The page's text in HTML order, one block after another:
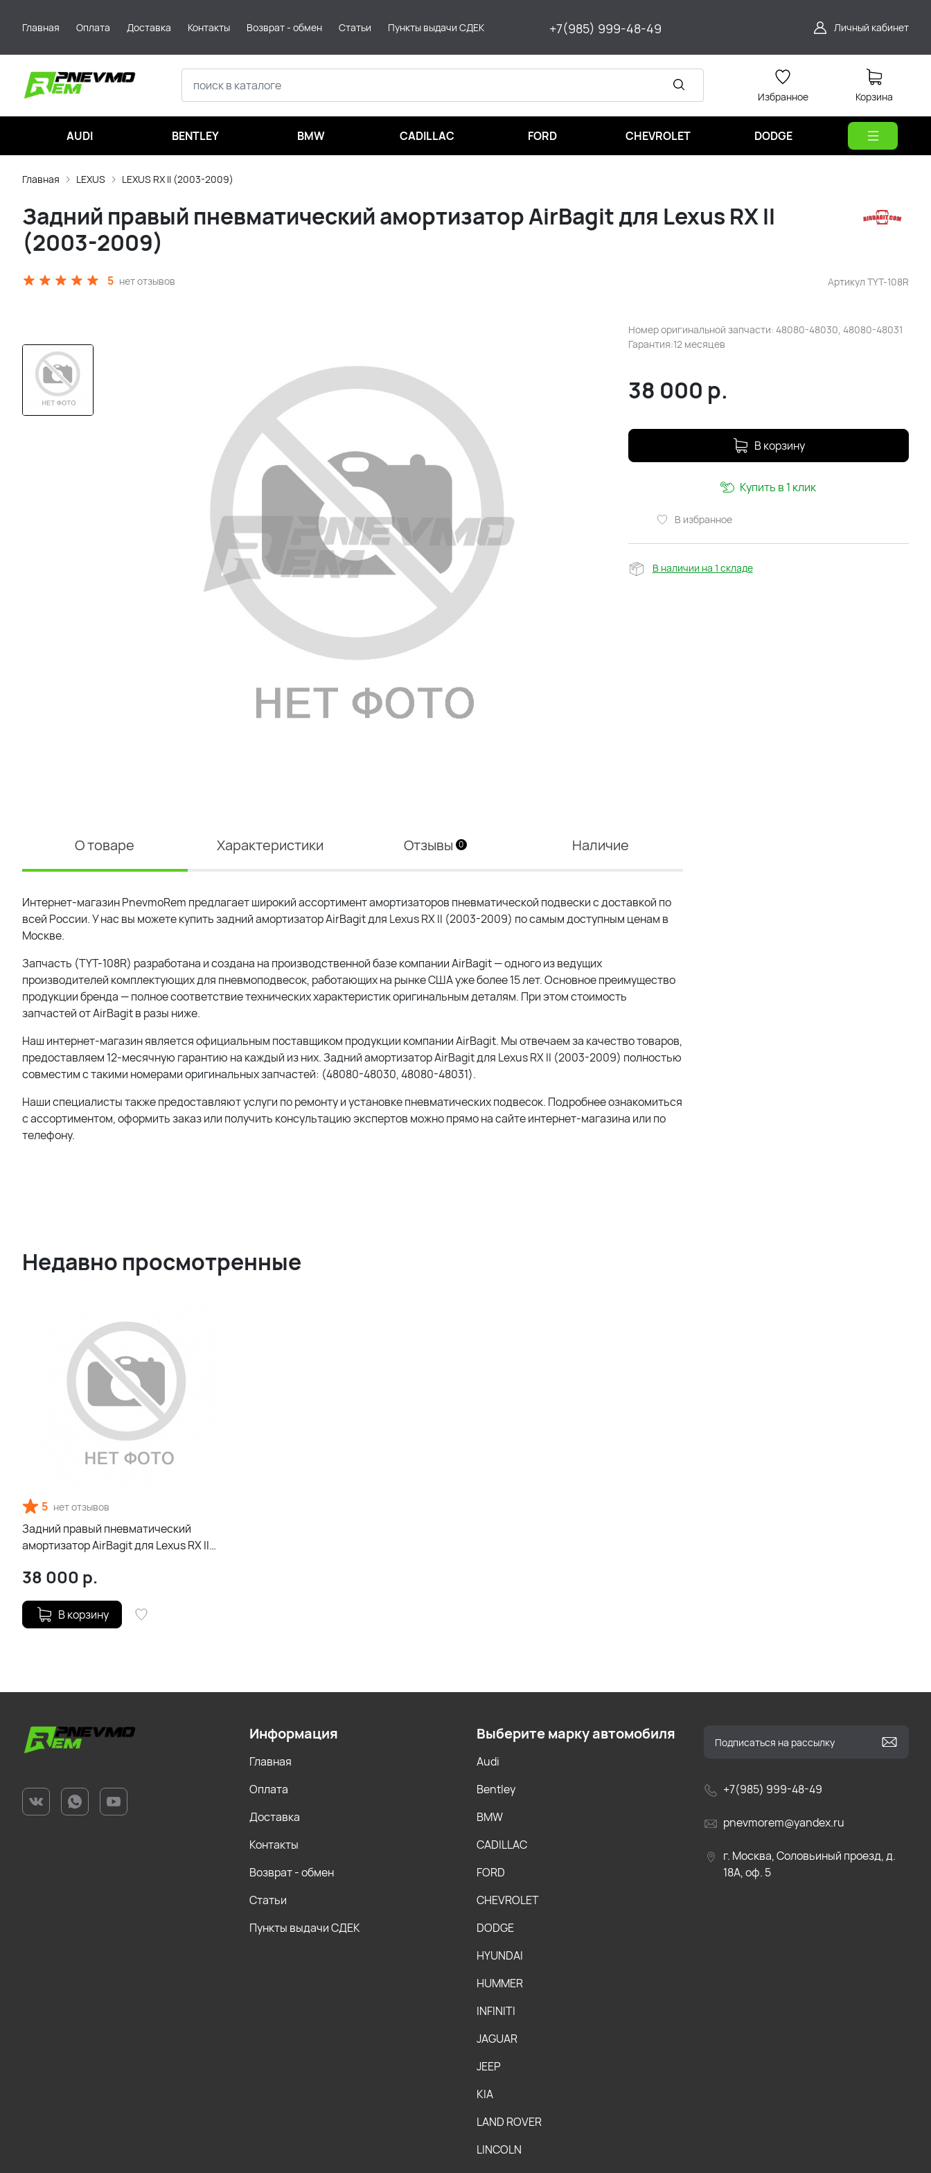
Главная Оплата Доставка Контакты Возврат - обмен Статьи Пункты выдачи СДЕК +7(985) 999-48-49 Личный кабинет
Избранное Корзина
AUDI BENTLEY BMW CADILLAC FORD CHEVROLET DODGE
Главная LEXUS LEXUS RX II (2003-2009)
Артикул TYT-108R
Задний правый пневматический амортизатор AirBagit для Lexus RX II
(2003-2009)
5 нет отзывов
Номер оригинальной запчасти: 48080-48030, 48080-48031
Гарантия:12 месяцев
38 000 р.
В корзину
В избранное
Купить в 1 клик
В наличии на 1 складе
О товаре Характеристики Отзывы 0 Наличие
Интернет-магазин PnevmoRem предлагает широкий ассортимент амортизаторов пневматической подвески с доставкой по
всей России. У нас вы можете купить задний амортизатор AirBagit для Lexus RX II (2003-2009) по самым доступным ценам в
Москве.
Запчасть (TYT-108R) разработана и создана на производственной базе компании AirBagit — одного из ведущих
производителей комплектующих для пневмоподвесок, работающих на рынке США уже более 15 лет. Основное преимущество
продукции бренда — полное соответствие технических характеристик оригинальным деталям. При этом стоимость
запчастей от AirBagit в разы ниже.
Наш интернет-магазин является официальным поставщиком продукции компании AirBagit. Мы отвечаем за качество товаров,
предоставляем 12-месячную гарантию на каждый из них. Задний амортизатор AirBagit для Lexus RX II (2003-2009) полностью
совместим с такими номерами оригинальных запчастей: (48080-48030, 48080-48031).
Наши специалисты также предоставляют услуги по ремонту и установке пневматических подвесок. Подробнее ознакомиться
с ассортиментом, оформить заказ или получить консультацию экспертов можно прямо на сайте интернет-магазина или по
телефону.
Недавно просмотренные
5 нет отзывов
Задний правый пневматический
амортизатор AirBagit для Lexus RX II
38 000 р.
В корзину
+7(985) 999-48-49
pnevmorem@yandex.ru
г. Москва, Соловьиный проезд, д.
18А, оф. 5
Информация
Главная
Оплата
Доставка
Контакты
Возврат - обмен
Статьи
Пункты выдачи СДЕК
Выберите марку автомобиля
Audi
Bentley
BMW
CADILLAC
FORD
CHEVROLET
DODGE
HYUNDAI
HUMMER
INFINITI
JAGUAR
JEEP
KIA
LAND ROVER
LINCOLN